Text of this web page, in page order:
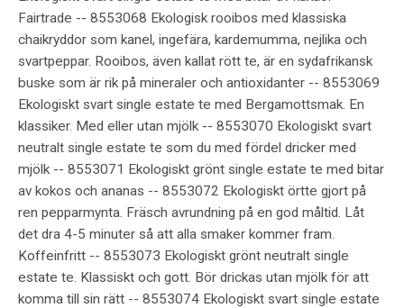
Fairtrade -- 8553068 Ekologisk rooibos med klassiska
chaikryddor som kanel, ingefära, kardemumma, nejlika och
svartpeppar. Rooibos, även kallat rött te, är en sydafrikansk
buske som är rik på mineraler och antioxidanter -- 8553069
Ekologiskt svart single estate te med Bergamottsmak. En
klassiker. Med eller utan mjölk -- 8553070 Ekologiskt svart
neutralt single estate te som du med fördel dricker med
mjölk -- 8553071 Ekologiskt grönt single estate te med bitar
av kokos och ananas -- 8553072 Ekologiskt örtte gjort på
ren pepparmynta. Fräsch avrundning på en god måltid. Låt
det dra 4-5 minuter så att alla smaker kommer fram.
Koffeinfritt -- 8553073 Ekologiskt grönt neutralt single
estate te. Klassiskt och gott. Bör drickas utan mjölk för att
komma till sin rätt -- 8553074 Ekologiskt svart single estate